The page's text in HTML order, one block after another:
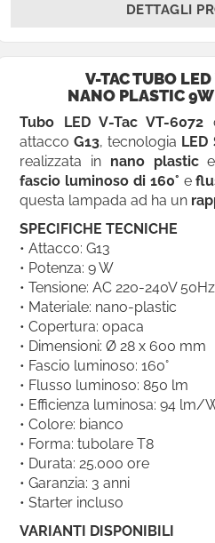
DETTAGLI
V-TAC TUBO
NANO PLASTIC
Tubo LED V-Tac VT-6072
attaccoG13, tecnologia LED
realizzata in nano plastice
fascio luminoso di 160° e
questa lampada ad ha un
SPECIFICHE TECNICHE
• Attacco: G13
• Potenza: 9 W
• Tensione: AC 220-240V 50Hz
• Materiale: nano-plastic
• Copertura: opaca
• Dimensioni: Ø 28 x 600 mm
• Fascio luminoso: 160°
• Flusso luminoso: 850 lm
• Efficienza luminosa: 94 lm/
• Colore: bianco
• Forma: tubolare T8
• Durata: 25.000 ore
• Garanzia: 3 anni
• Starter incluso
VARIANTI DISPONIBILI